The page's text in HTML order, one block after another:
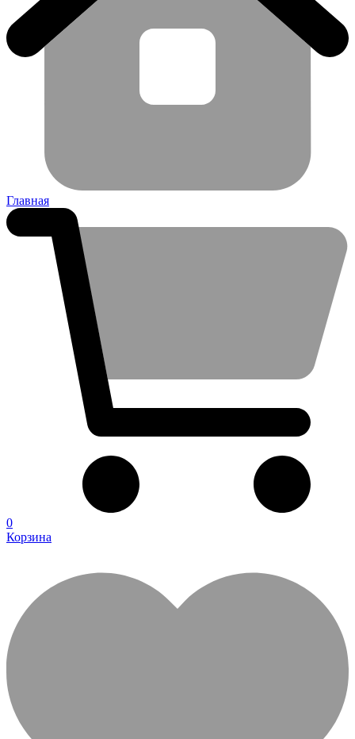
Главная
0
Корзина